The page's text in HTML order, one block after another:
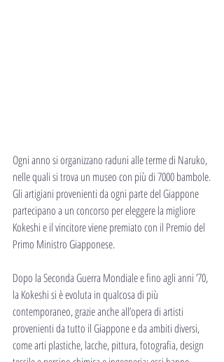
Ogni anno si organizzano raduni alle terme di Naruko,
nelle quali si trova un museo con più di 7000 bambole.
Gli artigiani provenienti da ogni parte del Giappone
partecipano a un concorso per eleggere la migliore
Kokeshi e il vincitore viene premiato con il Premio del
Primo Ministro Giapponese.
Dopo la Seconda Guerra Mondiale e fino agli anni ’70,
la Kokeshi si è evoluta in qualcosa di più
contemporaneo, grazie anche all’opera di artisti
provenienti da tutto il Giappone e da ambiti diversi,
come arti plastiche, lacche, pittura, fotografia, design